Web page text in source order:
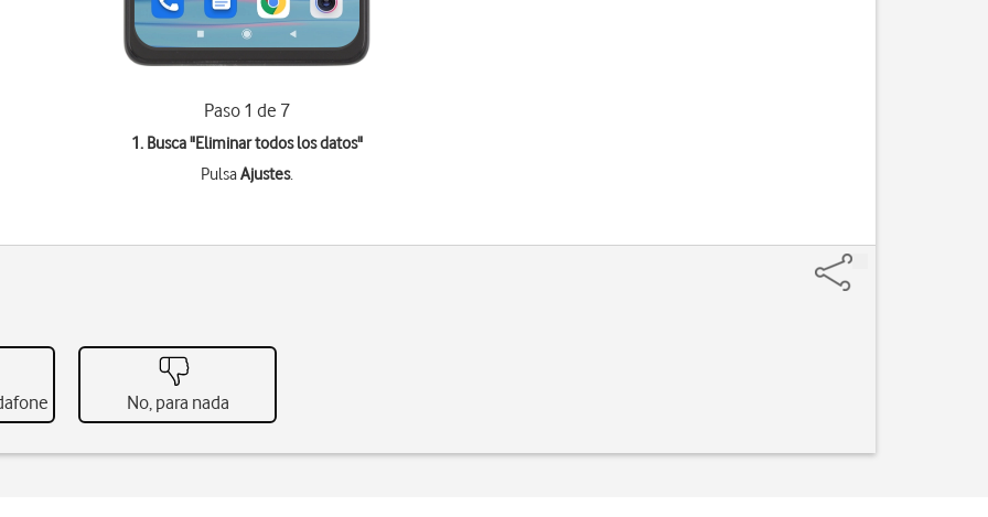
Paso 1 de 7
1. Busca "Eliminar todos los datos"
PulsaAjustes.
No, para nada